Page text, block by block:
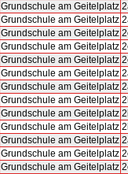
Grundschule am Geitelplatz
Grundschule am Geitelplatz
Grundschule am Geitelplatz
Grundschule am Geitelplatz
Grundschule am Geitelplatz
Grundschule am Geitelplatz
Grundschule am Geitelplatz
Grundschule am Geitelplatz
Grundschule am Geitelplatz
Grundschule am Geitelplatz
Grundschule am Geitelplatz
Grundschule am Geitelplatz
Grundschule am Geitelplatz